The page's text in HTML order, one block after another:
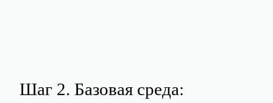
Шаг 2. Базовая среда: